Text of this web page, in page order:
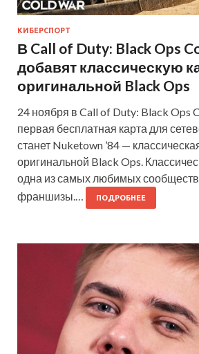
КИБЕРСПОРТ
В Call of Duty: Black Ops
добавят классическую
оригинальной Black Ops
24 ноября в Call of Duty: Black Ops
первая бесплатная карта для
станет Nuketown ’84 —
оригинальной Black Ops.
одна из самых любимых
франшизы.…
ПОДРОБНЕЕ